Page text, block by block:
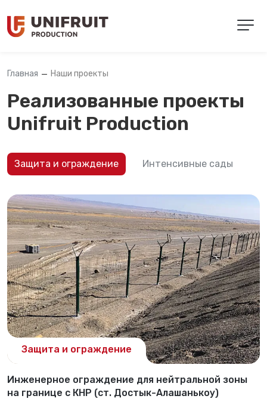
Главная Наши проекты
Реализованные проекты
Unifruit Production
Защита и ограждение Интенсивные сады
Защита и ограждение
Инженерное ограждение для нейтральной зоны
на границе с КНР (ст. Достык-Алашанькоу)